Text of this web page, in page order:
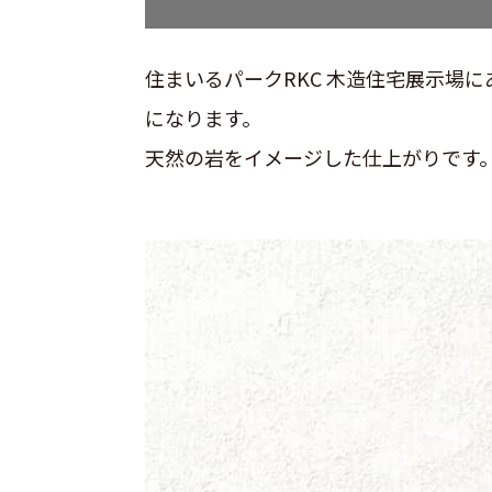
住まいるパークRKC 木造住宅展示場に
になります。
天然の岩をイメージした仕上がりです